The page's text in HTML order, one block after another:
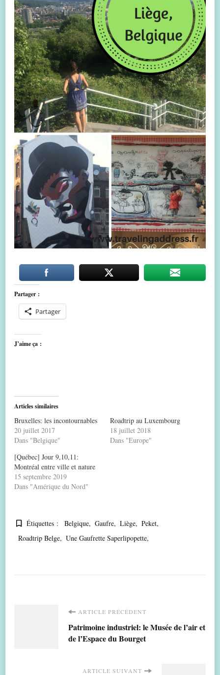
Partager :
Partager
J’aime ça :
Articles similaires
Bruxelles: les incontournables
20 juillet 2017
Dans "Belgique"
Roadtrip au Luxembourg
18 juillet 2018
Dans "Europe"
[Québec] Jour 9,10,11:
Montréal entre ville et nature
15 septembre 2019
Dans "Amérique du Nord"
Étiquettes : Belgique Gaufre Liège
Peket
Roadtrip Belge
Une Gaufrette Saperlipopette
Navigation
d'article
ARTICLE PRÉCÉDENT
Patrimoine industriel: le Musée de l’air et
de l’Espace du Bourget
ARTICLE SUIVANT